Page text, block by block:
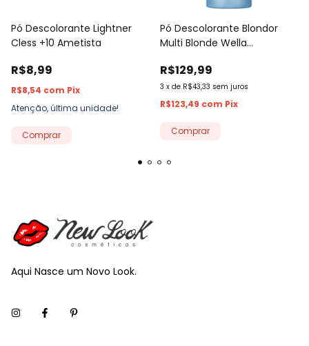
Pó Descolorante Lightner
Cless +10 Ametista
R$8,99
R$8,54 com Pix
Atenção, última unidade!
Comprar
Pó Descolorante Blondor
Multi Blonde Wella
R$129,99
3 x de R$43,33 sem juros
R$123,49 com Pix
Aqui Nasce um Novo Look.